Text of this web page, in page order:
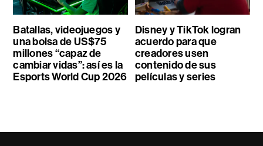
Batallas, videojuegos y
una bolsa de US$75
millones “capaz de
cambiar vidas”: así es la
Esports World Cup 2026
Disney y TikTok logran
acuerdo para que
creadores usen
contenido de sus
películas y series